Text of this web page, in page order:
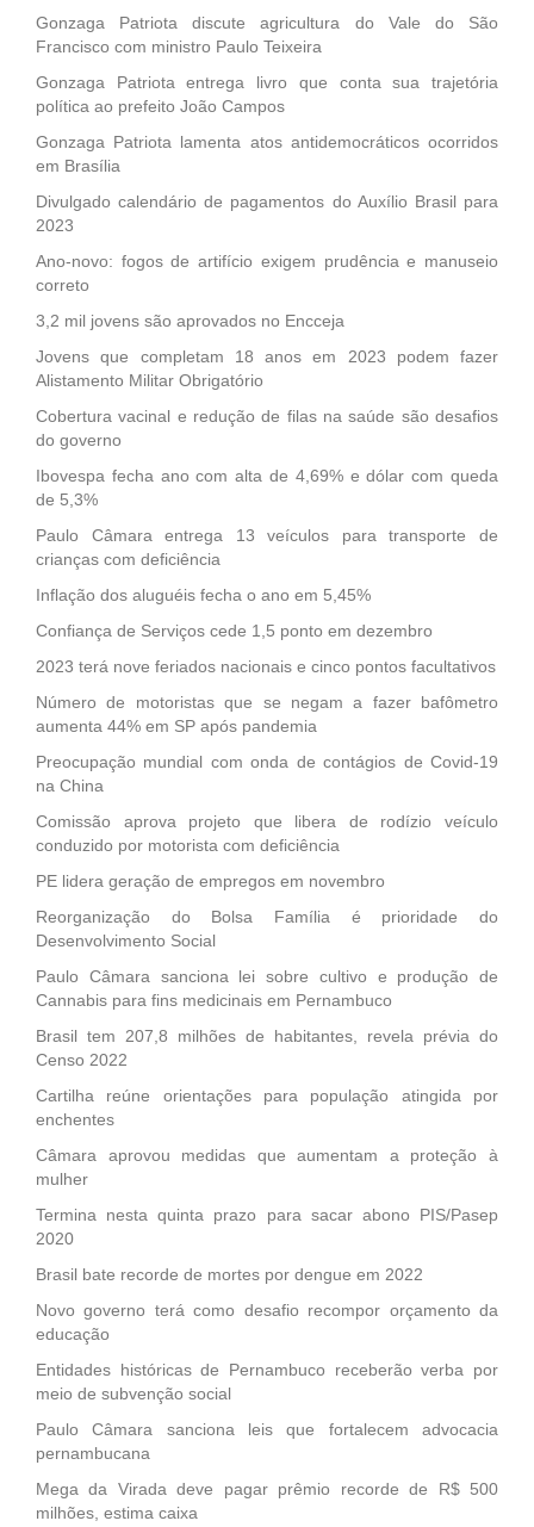
Gonzaga Patriota discute agricultura do Vale do São
Francisco com ministro Paulo Teixeira
Gonzaga Patriota entrega livro que conta sua trajetória
política ao prefeito João Campos
Gonzaga Patriota lamenta atos antidemocráticos ocorridos
em Brasília
Divulgado calendário de pagamentos do Auxílio Brasil para
2023
Ano-novo: fogos de artifício exigem prudência e manuseio
correto
3,2 mil jovens são aprovados no Encceja
Jovens que completam 18 anos em 2023 podem fazer
Alistamento Militar Obrigatório
Cobertura vacinal e redução de filas na saúde são desafios
do governo
Ibovespa fecha ano com alta de 4,69% e dólar com queda
de 5,3%
Paulo Câmara entrega 13 veículos para transporte de
crianças com deficiência
Inflação dos aluguéis fecha o ano em 5,45%
Confiança de Serviços cede 1,5 ponto em dezembro
2023 terá nove feriados nacionais e cinco pontos facultativos
Número de motoristas que se negam a fazer bafômetro
aumenta 44% em SP após pandemia
Preocupação mundial com onda de contágios de Covid-19
na China
Comissão aprova projeto que libera de rodízio veículo
conduzido por motorista com deficiência
PE lidera geração de empregos em novembro
Reorganização do Bolsa Família é prioridade do
Desenvolvimento Social
Paulo Câmara sanciona lei sobre cultivo e produção de
Cannabis para fins medicinais em Pernambuco
Brasil tem 207,8 milhões de habitantes, revela prévia do
Censo 2022
Cartilha reúne orientações para população atingida por
enchentes
Câmara aprovou medidas que aumentam a proteção à
mulher
Termina nesta quinta prazo para sacar abono PIS/Pasep
2020
Brasil bate recorde de mortes por dengue em 2022
Novo governo terá como desafio recompor orçamento da
educação
Entidades históricas de Pernambuco receberão verba por
meio de subvenção social
Paulo Câmara sanciona leis que fortalecem advocacia
pernambucana
Mega da Virada deve pagar prêmio recorde de R$ 500
milhões, estima caixa